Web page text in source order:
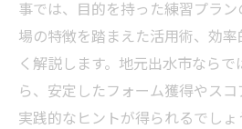
事では、目的を持った練習プラ
場の特徴を踏まえた活用術、効
く解説します。地元出水市なら
ら、安定したフォーム獲得やス
実践的なヒントが得られるでしょ